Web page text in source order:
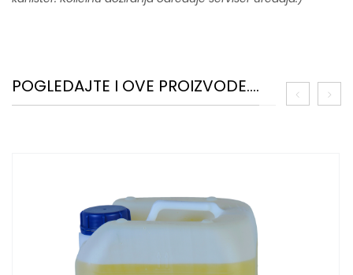
POGLEDAJTE I OVE PROIZVODE....